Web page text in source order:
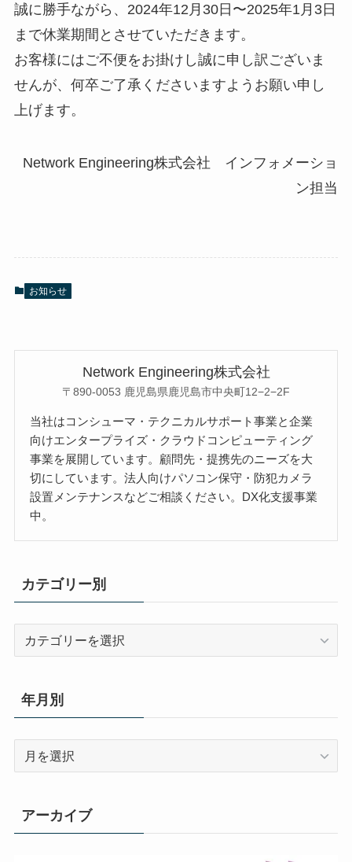
誠に勝手ながら、2024年12月30日〜2025年1月3日
まで休業期間とさせていただきます。
お客様にはご不便をお掛けし誠に申し訳ございま
せんが、何卒ご了承くださいますようお願い申し
上げます。
Network Engineering株式会社 インフォメーショ
ン担当
お知らせ
Network Engineering株式会社
〒890-0053 鹿児島県鹿児島市中央町12−2−2F
当社はコンシューマ・テクニカルサポート事業と企業
向けエンタープライズ・クラウドコンピューティング
事業を展開しています。顧問先・提携先のニーズを大
切にしています。法人向けパソコン保守・防犯カメラ
設置メンテナンスなどご相談ください。DX化支援事業
中。
カテゴリー別
リ
年月別
アーカイブ